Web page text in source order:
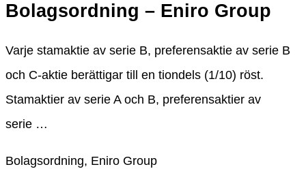
Bolagsordning – Eniro Group
Varje stamaktie av serie B, preferensaktie av serie B
och C-aktie berättigar till en tiondels (1/10) röst.
Stamaktier av serie A och B, preferensaktier av
serie …
Bolagsordning, Eniro Group